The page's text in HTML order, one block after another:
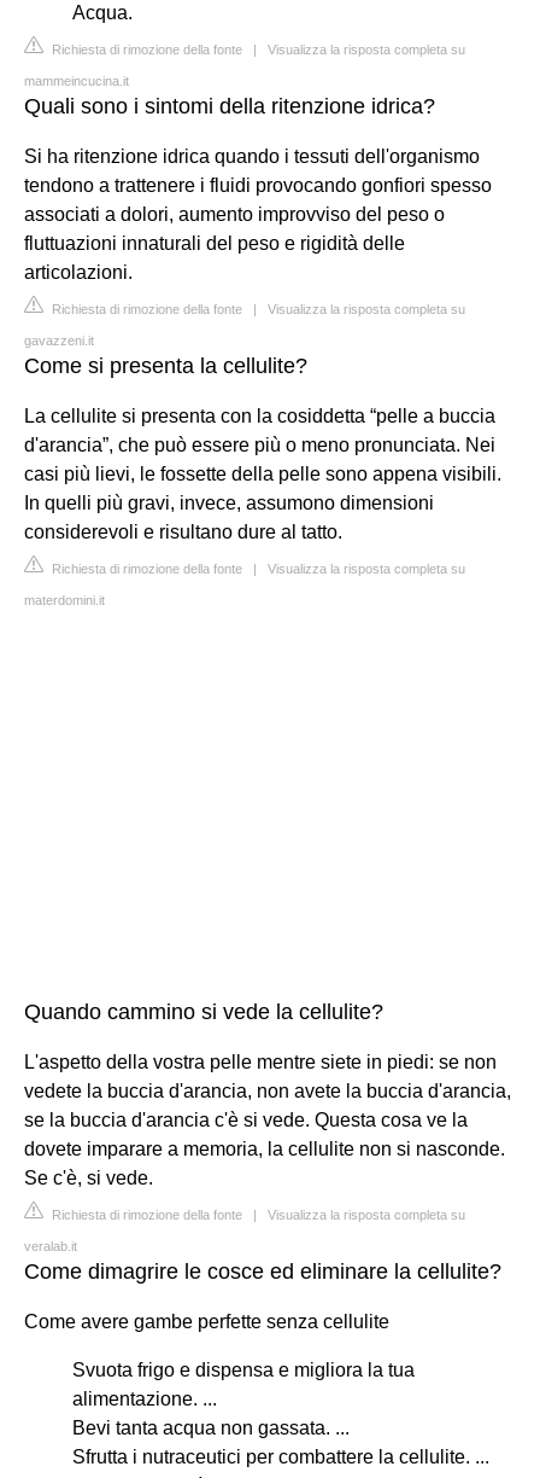
Acqua.
Richiesta di rimozione della fonte | Visualizza la risposta completa su
mammeincucina.it
Quali sono i sintomi della ritenzione idrica?
Si ha ritenzione idrica quando i tessuti dell'organismo
tendono a trattenere i fluidi provocando gonfiori spesso
associati a dolori, aumento improvviso del peso o
fluttuazioni innaturali del peso e rigidità delle
articolazioni.
Richiesta di rimozione della fonte | Visualizza la risposta completa su
gavazzeni.it
Come si presenta la cellulite?
La cellulite si presenta con la cosiddetta “pelle a buccia
d'arancia”, che può essere più o meno pronunciata. Nei
casi più lievi, le fossette della pelle sono appena visibili.
In quelli più gravi, invece, assumono dimensioni
considerevoli e risultano dure al tatto.
Richiesta di rimozione della fonte | Visualizza la risposta completa su
materdomini.it
Quando cammino si vede la cellulite?
L'aspetto della vostra pelle mentre siete in piedi: se non
vedete la buccia d'arancia, non avete la buccia d'arancia,
se la buccia d'arancia c'è si vede. Questa cosa ve la
dovete imparare a memoria, la cellulite non si nasconde.
Se c'è, si vede.
Richiesta di rimozione della fonte | Visualizza la risposta completa su
veralab.it
Come dimagrire le cosce ed eliminare la cellulite?
Come avere gambe perfette senza cellulite
Svuota frigo e dispensa e migliora la tua
alimentazione. ...
Bevi tanta acqua non gassata. ...
Sfrutta i nutraceutici per combattere la cellulite. ...